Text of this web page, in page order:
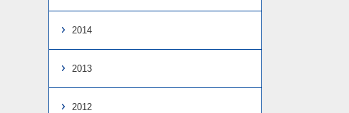
2014
2013
2012